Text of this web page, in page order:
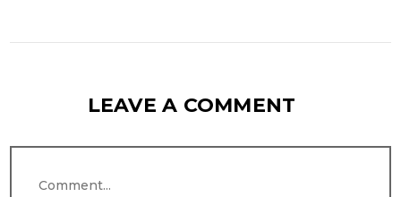
LEAVE A COMMENT